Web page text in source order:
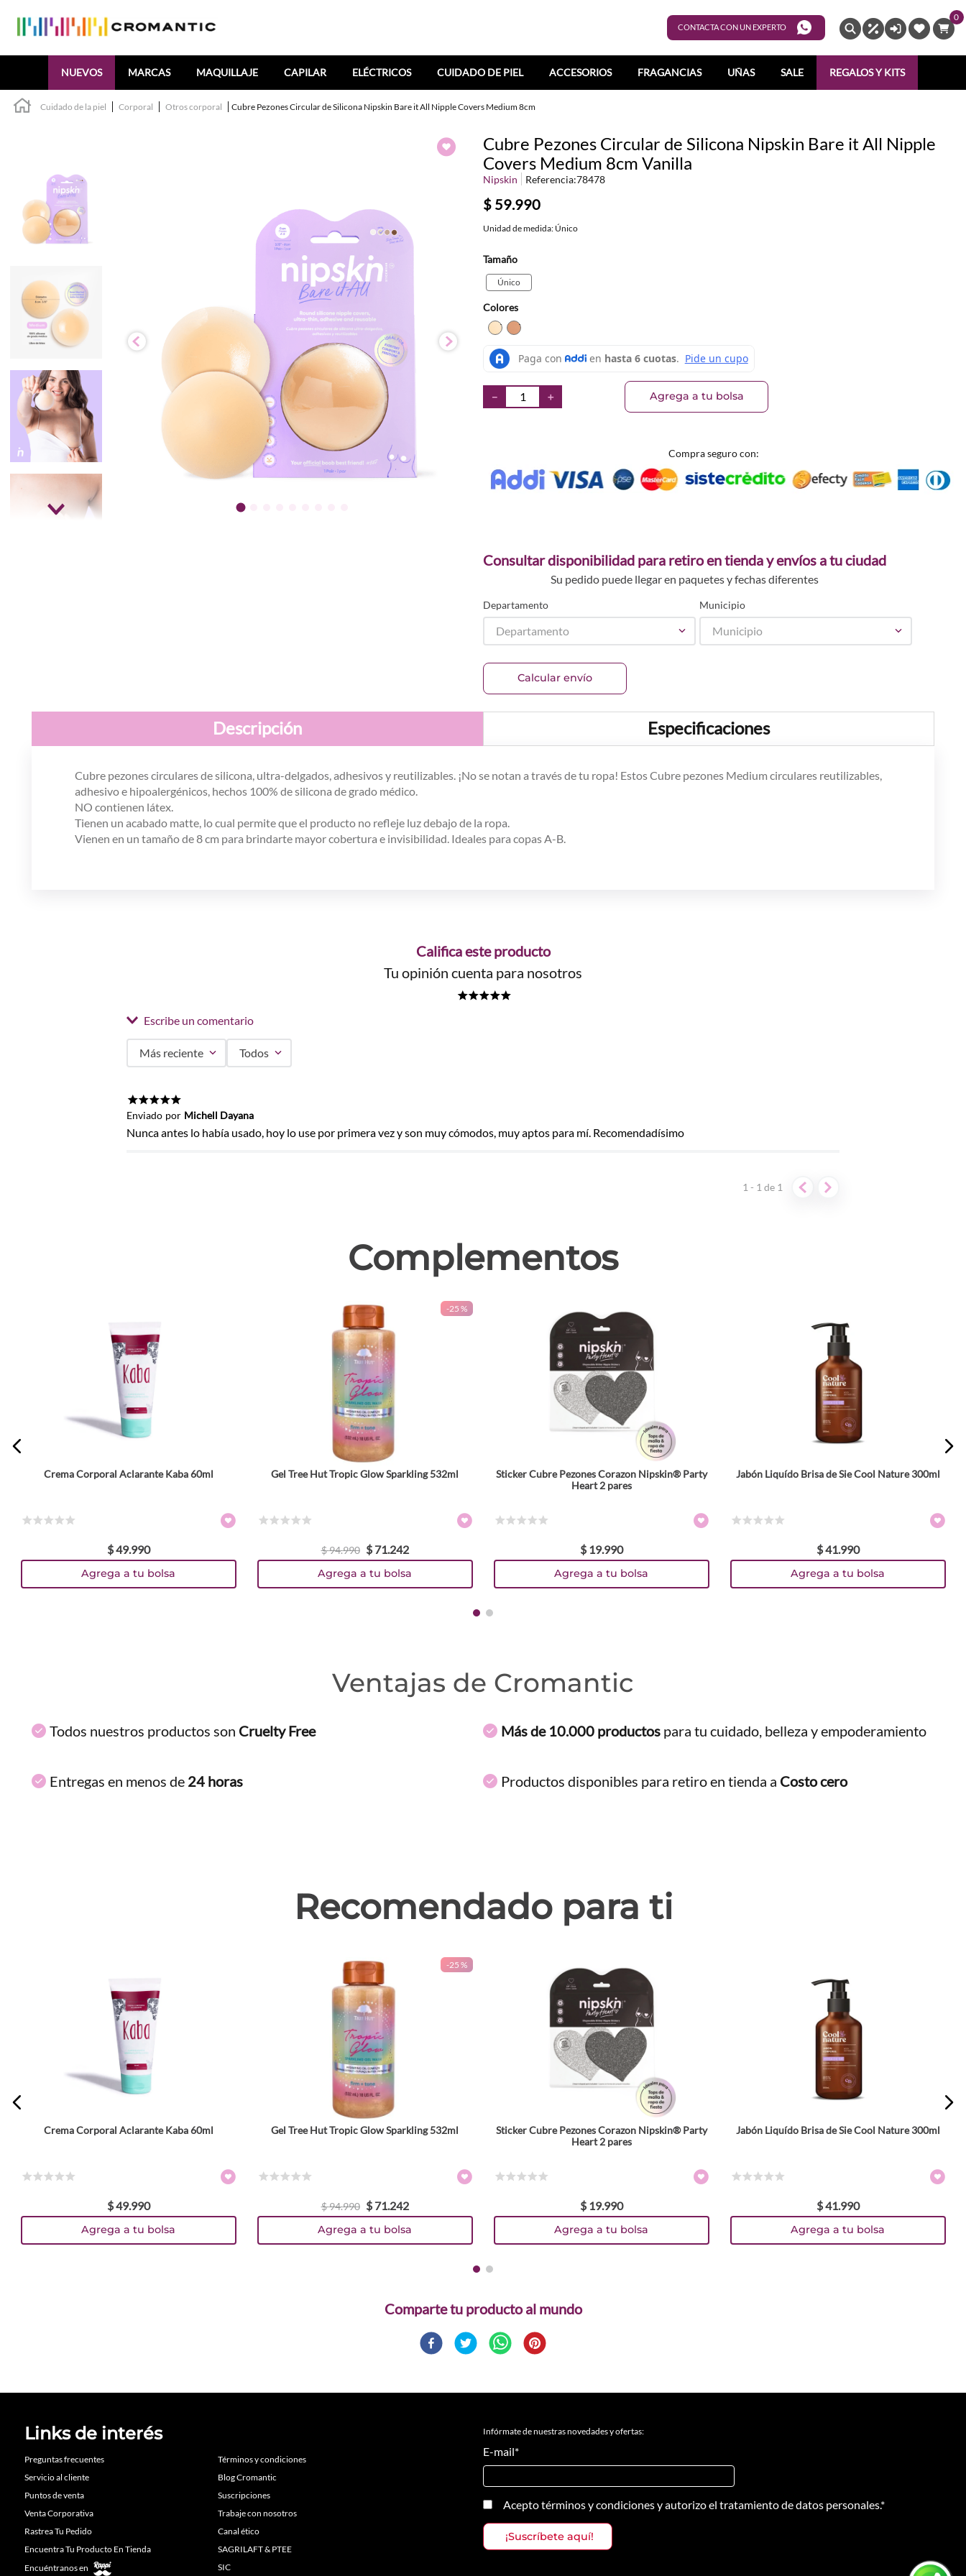
CONTACTA CON UN EXPERTO
0
NUEVOS MARCAS MAQUILLAJE CAPILAR ELÉCTRICOS CUIDADO DE PIEL ACCESORIOS FRAGANCIAS UÑAS SALE REGALOS Y KITS
Cuidado de la piel Corporal Otros corporal Cubre Pezones Circular de Silicona Nipskin Bare it All Nipple Covers Medium 8cm
Cubre Pezones Circular de Silicona Nipskin Bare it All Nipple
Covers Medium 8cm Vanilla
Nipskin Referencia:78478
$ 59.990
Unidad de medida: Único
Tamaño
Único
Colores
TEXTURA_7708225158676
TEXTURA_7708225158591
＋
－ Agrega a tu bolsa
Compra seguro con:
Consultar disponibilidad para retiro en tienda y envíos a tu ciudad
Su pedido puede llegar en paquetes y fechas diferentes
Departamento
Departamento
Municipio
Municipio
Calcular envío
Descripción Especificaciones
Cubre pezones circulares de silicona, ultra-delgados, adhesivos y reutilizables. ¡No se notan a través de tu ropa! Estos Cubre pezones Medium circulares reutilizables,
adhesivo e hipoalergénicos, hechos 100% de silicona de grado médico.
NO contienen látex.
Tienen un acabado matte, lo cual permite que el producto no refleje luz debajo de la ropa.
Vienen en un tamaño de 8 cm para brindarte mayor cobertura e invisibilidad. Ideales para copas A-B.
Califica este producto
Tu opinión cuenta para nosotros
Escribe un comentario
Título
Más reciente Todos
Enviado por Michell Dayana
Nunca antes lo había usado, hoy lo use por primera vez y son muy cómodos, muy aptos para mí. Recomendadísimo
1 - 1de 1
Complementos
Crema Corporal Aclarante Kaba 60ml
$49.990
Agrega a tu bolsa
-25 %
Gel Tree Hut Tropic Glow Sparkling 532ml
$94.990 $ 71.242
Agrega a tu bolsa
Sticker Cubre Pezones Corazon Nipskin® Party
Heart 2 pares
$ 19.990
Agrega a tu bolsa
Jabón Liquído Brisa de Sie Cool Nature 300ml
$41.990
Agrega a tu bolsa
Ventajas de Cromantic
Todos nuestros productos son Cruelty Free Más de 10.000 productos para tu cuidado, belleza y empoderamiento
Entregas en menos de 24 horas Productos disponibles para retiro en tienda a Costo cero
Recomendado para ti
Crema Corporal Aclarante Kaba 60ml
$49.990
Agrega a tu bolsa
-25 %
Gel Tree Hut Tropic Glow Sparkling 532ml
$94.990 $ 71.242
Agrega a tu bolsa
Sticker Cubre Pezones Corazon Nipskin® Party
Heart 2 pares
$ 19.990
Agrega a tu bolsa
Jabón Liquído Brisa de Sie Cool Nature 300ml
$41.990
Agrega a tu bolsa
Comparte
Links de interés
Preguntas frecuentes
Servicio al cliente
Puntos de venta
Venta Corporativa
Rastrea Tu Pedido
Encuentra Tu Producto En Tienda
Encuéntranos en
Términos y condiciones
Blog Cromantic
Suscripciones
Trabaje con nosotros
Canal ético
SAGRILAFT & PTEE
SIC
Infórmate de nuestras novedades y ofertas:
E-mail*
Aceptotérminos y condicionesyautorizo el tratamiento de datos personales.*